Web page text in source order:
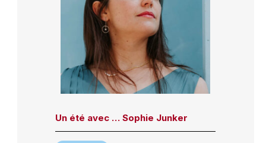
Un été avec … Sophie Junker